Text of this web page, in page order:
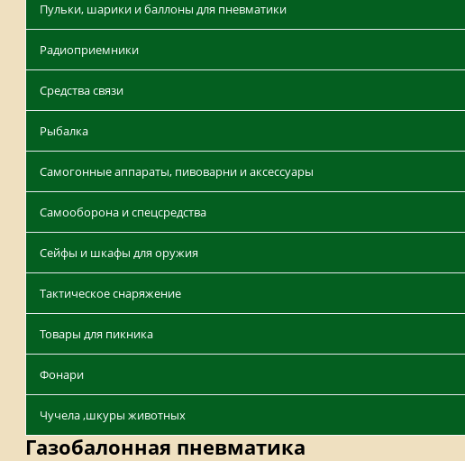
Пульки, шарики и баллоны для пневматики
Радиоприемники
Средства связи
Рыбалка
Самогонные аппараты, пивоварни и аксессуары
Самооборона и спецсредства
Сейфы и шкафы для оружия
Тактическое снаряжение
Товары для пикника
Фонари
Чучела ,шкуры животных
Газобалонная пневматика